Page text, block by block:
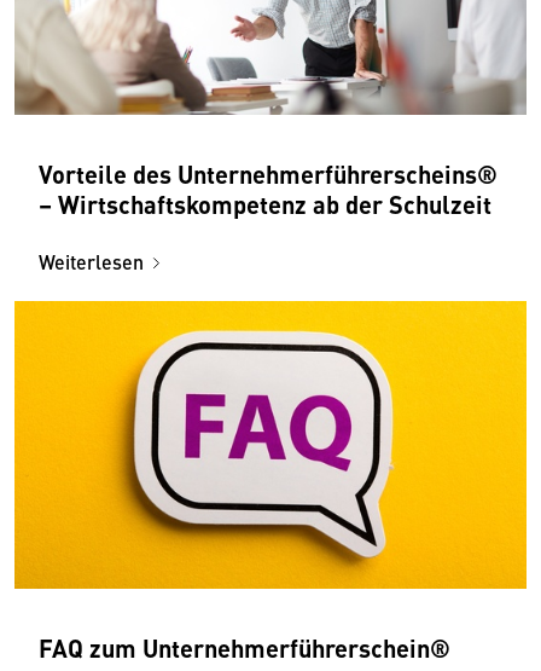
Vorteile des Unternehmerführer­scheins®
– Wirtschaftskompetenz ab der Schulzeit
Weiterlesen
FAQ zum Unternehmerführer­schein®